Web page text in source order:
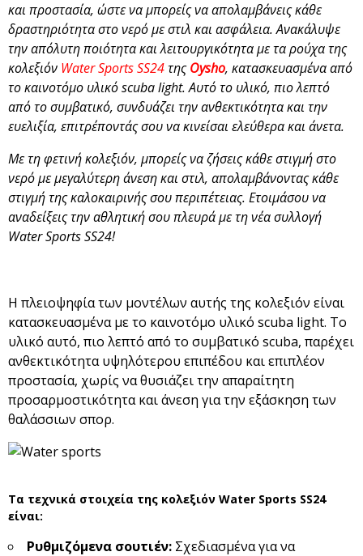
και προστασία, ώστε να μπορείς να απολαμβάνεις κάθε
δραστηριότητα στο νερό με στιλ και ασφάλεια. Ανακάλυψε
την απόλυτη ποιότητα και λειτουργικότητα με τα ρούχα της
κολεξιόν Water Sports SS24τηςOysho, κατασκευασμένα από
το καινοτόμο υλικό scuba light. Αυτό το υλικό, πιο λεπτό
από το συμβατικό, συνδυάζει την ανθεκτικότητα και την
ευελιξία, επιτρέποντάς σου να κινείσαι ελεύθερα και άνετα.
Με τη φετινή κολεξιόν, μπορείς να ζήσεις κάθε στιγμή στο
νερό με μεγαλύτερη άνεση και στιλ, απολαμβάνοντας κάθε
στιγμή της καλοκαιρινής σου περιπέτειας. Ετοιμάσου να
αναδείξεις την αθλητική σου πλευρά με τη νέα συλλογή
Water Sports SS24!
Η πλειοψηφία των μοντέλων αυτής της κολεξιόν είναι
κατασκευασμένα με το καινοτόμο υλικό scuba light. Το
υλικό αυτό, πιο λεπτό από το συμβατικό scuba, παρέχει
ανθεκτικότητα υψηλότερου επιπέδου και επιπλέον
προστασία, χωρίς να θυσιάζει την απαραίτητη
προσαρμοστικότητα και άνεση για την εξάσκηση των
θαλάσσιων σπορ.
Τα τεχνικά στοιχεία της κολεξιόν Water Sports SS24
είναι:
Ρυθμιζόμενα σουτιέν: Σχεδιασμένα για να